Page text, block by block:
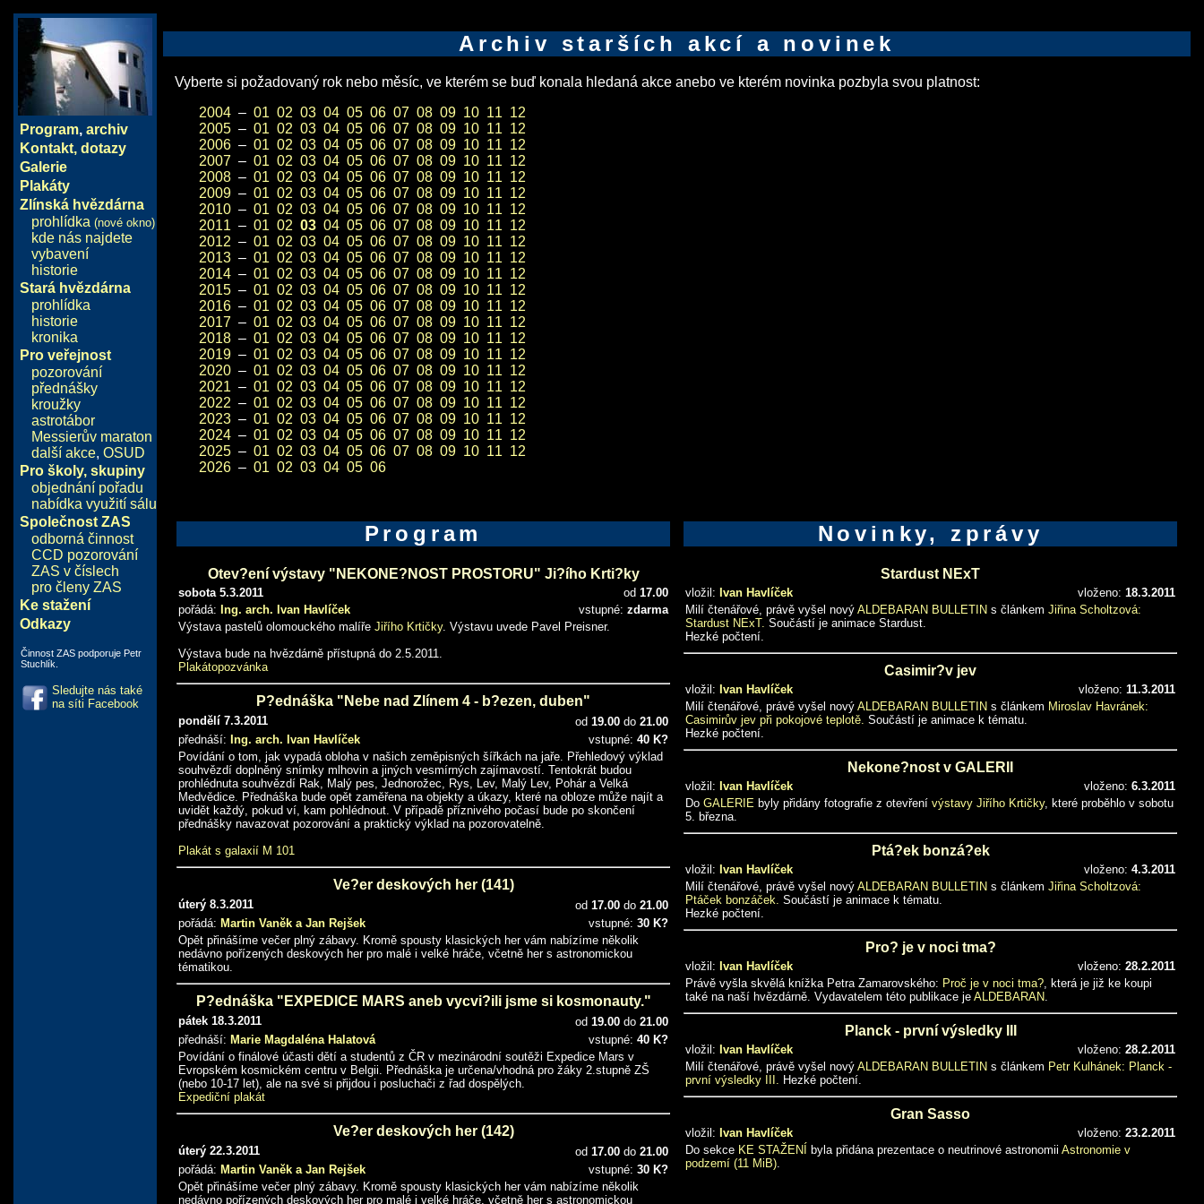
Program, archiv
Kontakt, dotazy
Galerie
Plakáty
Zlínská hvězdárna
prohlídka (nové okno)
kde nás najdete
vybavení
historie
Stará hvězdárna
prohlídka
historie
kronika
Pro veřejnost
pozorování
přednášky
kroužky
astrotábor
Messierův maraton
další akce, OSUD
Pro školy, skupiny
objednání pořadu
nabídka využití sálu
Společnost ZAS
odborná činnost
CCD pozorování
ZAS v číslech
pro členy ZAS
Ke stažení
Odkazy
Činnost ZAS podporuje Petr
Stuchlík.
Sledujte nás také
na síti Facebook
Archiv starších akcí a novinek
Vyberte si požadovaný rok nebo měsíc, ve kterém se buď konala hledaná akce anebo ve kterém novinka pozbyla svou platnost:
2004 – 01 02 03 04 05 06 07 08 09 10 11 12
2005 – 01 02 03 04 05 06 07 08 09 10 11 12
2006 – 01 02 03 04 05 06 07 08 09 10 11 12
2007 – 01 02 03 04 05 06 07 08 09 10 11 12
2008 – 01 02 03 04 05 06 07 08 09 10 11 12
2009 – 01 02 03 04 05 06 07 08 09 10 11 12
2010 – 01 02 03 04 05 06 07 08 09 10 11 12
2011 – 01 02 03 04 05 06 07 08 09 10 11 12
2012 – 01 02 03 04 05 06 07 08 09 10 11 12
2013 – 01 02 03 04 05 06 07 08 09 10 11 12
2014 – 01 02 03 04 05 06 07 08 09 10 11 12
2015 – 01 02 03 04 05 06 07 08 09 10 11 12
2016 – 01 02 03 04 05 06 07 08 09 10 11 12
2017 – 01 02 03 04 05 06 07 08 09 10 11 12
2018 – 01 02 03 04 05 06 07 08 09 10 11 12
2019 – 01 02 03 04 05 06 07 08 09 10 11 12
2020 – 01 02 03 04 05 06 07 08 09 10 11 12
2021 – 01 02 03 04 05 06 07 08 09 10 11 12
2022 – 01 02 03 04 05 06 07 08 09 10 11 12
2023 – 01 02 03 04 05 06 07 08 09 10 11 12
2024 – 01 02 03 04 05 06 07 08 09 10 11 12
2025 – 01 02 03 04 05 06 07 08 09 10 11 12
2026 – 01 02 03 04 05 06
Program
Otev?ení výstavy "NEKONE?NOST PROSTORU" Ji?ího Krti?ky
sobota 5.3.2011 od 17.00
pořádá: Ing. arch. Ivan Havlíček vstupné: zdarma
Výstava pastelů olomouckého malíře Jiřího Krtičky. Výstavu uvede Pavel Preisner.
Výstava bude na hvězdárně přístupná do 2.5.2011.
Plakátopozvánka
P?ednáška "Nebe nad Zlínem 4 - b?ezen, duben"
pondělí 7.3.2011 od 19.00 do 21.00
přednáší: Ing. arch. Ivan Havlíček vstupné: 40 K?
Povídání o tom, jak vypadá obloha v našich zeměpisných šířkách na jaře. Přehledový výklad
souhvězdí doplněný snímky mlhovin a jiných vesmírných zajímavostí. Tentokrát budou
prohlédnuta souhvězdí Rak, Malý pes, Jednorožec, Rys, Lev, Malý Lev, Pohár a Velká
Medvědice. Přednáška bude opět zaměřena na objekty a úkazy, které na obloze může najít a
uvidět každý, pokud ví, kam pohlédnout. V případě příznivého počasí bude po skončení
přednášky navazovat pozorování a praktický výklad na pozorovatelně.
Plakát s galaxií M 101
Ve?er deskových her (141)
úterý 8.3.2011 od 17.00 do 21.00
pořádá: Martin Vaněk a Jan Rejšek vstupné: 30 K?
Opět přinášíme večer plný zábavy. Kromě spousty klasických her vám nabízíme několik
nedávno pořízených deskových her pro malé i velké hráče, včetně her s astronomickou
tématikou.
P?ednáška "EXPEDICE MARS aneb vycvi?ili jsme si kosmonauty."
pátek 18.3.2011 od 19.00 do 21.00
přednáší: Marie Magdaléna Halatová vstupné: 40 K?
Povídání o finálové účasti dětí a studentů z ČR v mezinárodní soutěži Expedice Mars v
Evropském kosmickém centru v Belgii. Přednáška je určena/vhodná pro žáky 2.stupně ZŠ
(nebo 10-17 let), ale na své si přijdou i posluchači z řad dospělých.
Expediční plakát
Ve?er deskových her (142)
úterý 22.3.2011 od 17.00 do 21.00
pořádá: Martin Vaněk a Jan Rejšek vstupné: 30 K?
Opět přinášíme večer plný zábavy. Kromě spousty klasických her vám nabízíme několik
nedávno pořízených deskových her pro malé i velké hráče, včetně her s astronomickou
Novinky, zprávy
Stardust NExT
vložil: Ivan Havlíček vloženo: 18.3.2011
Milí čtenářové, právě vyšel nový ALDEBARAN BULLETIN s článkem Jiřina Scholtzová:
Stardust NExT. Součástí je animace Stardust.
Hezké počtení.
Casimir?v jev
vložil: Ivan Havlíček vloženo: 11.3.2011
Milí čtenářové, právě vyšel nový ALDEBARAN BULLETIN s článkem Miroslav Havránek:
Casimirův jev při pokojové teplotě. Součástí je animace k tématu.
Hezké počtení.
Nekone?nost v GALERII
vložil: Ivan Havlíček vloženo: 6.3.2011
Do GALERIE byly přidány fotografie z otevření výstavy Jiřího Krtičky, které proběhlo v sobotu
5. března.
Ptá?ek bonzá?ek
vložil: Ivan Havlíček vloženo: 4.3.2011
Milí čtenářové, právě vyšel nový ALDEBARAN BULLETIN s článkem Jiřina Scholtzová:
Ptáček bonzáček. Součástí je animace k tématu.
Hezké počtení.
Pro? je v noci tma?
vložil: Ivan Havlíček vloženo: 28.2.2011
Právě vyšla skvělá knížka Petra Zamarovského: Proč je v noci tma? , která je již ke koupi
také na naší hvězdárně. Vydavatelem této publikace je ALDEBARAN
Planck - první výsledky III
vložil: Ivan Havlíček vloženo: 28.2.2011
Milí čtenářové, právě vyšel nový ALDEBARAN BULLETIN s článkem Petr Kulhánek: Planck -
první výsledky III.
Hezké počtení.
Gran Sasso
vložil: Ivan Havlíček vloženo: 23.2.2011
Do sekce KE STAŽENÍ byla přidána prezentace o neutrinové astronomii Astronomie v
podzemí (11 MiB)